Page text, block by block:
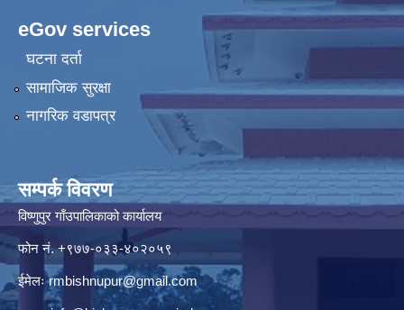
eGov services
घटना दर्ता
सामाजिक सुरक्षा
नागरिक वडापत्र
सम्पर्क विवरण
विष्णुपुर गाँउपालिकाको कार्यालय
फोन नं. ‍‍+९७७-०३३-४०२०५९
ईमेलःrmbishnupur@gmail.com